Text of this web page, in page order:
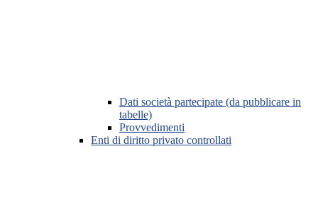
Dati società partecipate (da pubblicare in
tabelle)
Provvedimenti
Enti di diritto privato controllati